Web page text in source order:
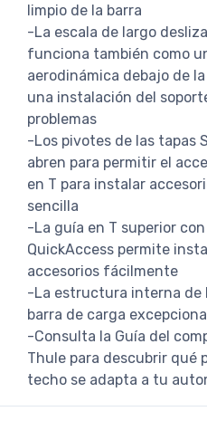
limpio de la barra
-La escala de largo
funciona también como
aerodinámica debajo de
una instalación del
problemas
-Los pivotes de las tapas
abren para permitir el
en T para instalar
sencilla
-La guía en T superior
QuickAccess permite
accesorios fácilmente
-La estructura interna de
barra de carga
-Consulta la Guía del
Thule para descubrir qué
techo se adapta a tu